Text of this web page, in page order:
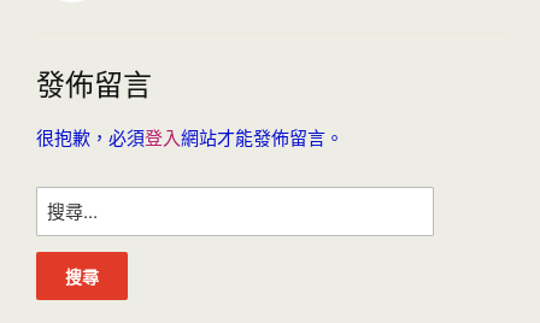
發佈留言
很抱歉，必須登入網站才能發佈留言。
搜
尋
關